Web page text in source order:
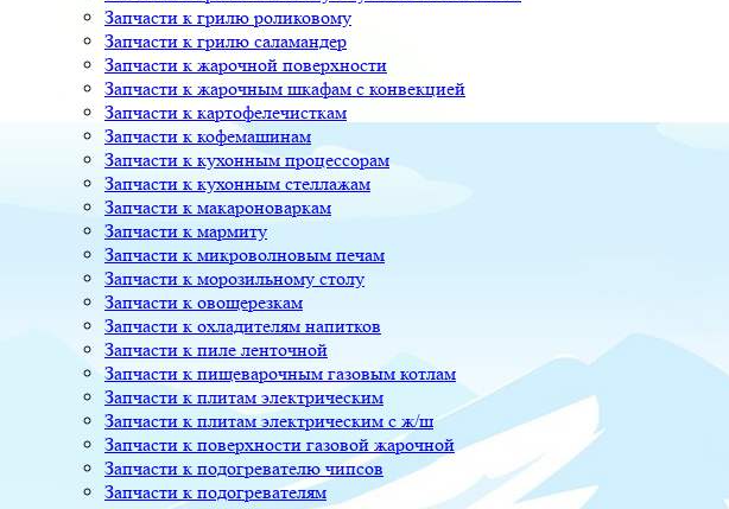
Запчасти к грилю роликовому
Запчасти к грилю саламандер
Запчасти к жарочной поверхности
Запчасти к жарочным шкафам с конвекцией
Запчасти к картофелечисткам
Запчасти к кофемашинам
Запчасти к кухонным процессорам
Запчасти к кухонным стеллажам
Запчасти к макароноваркам
Запчасти к мармиту
Запчасти к микроволновым печам
Запчасти к морозильному столу
Запчасти к овощерезкам
Запчасти к охладителям напитков
Запчасти к пиле ленточной
Запчасти к пищеварочным газовым котлам
Запчасти к плитам электрическим
Запчасти к плитам электрическим с ж/ш
Запчасти к поверхности газовой жарочной
Запчасти к подогревателю чипсов
Запчасти к подогревателям